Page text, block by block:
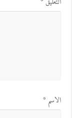
الاسم*